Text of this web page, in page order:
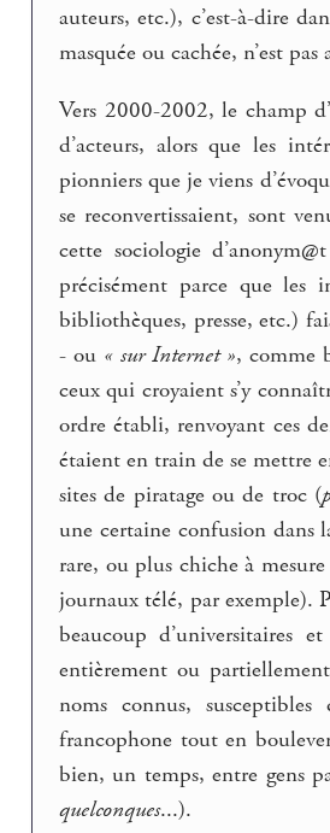
auteurs, etc.), c’est-à-dire
masquée ou cachée, n’est
Vers 2000-2002, le champ
d’acteurs, alors que les
pionniers que je viens
se reconvertissaient, sont
cette sociologie
précisément parce que les
bibliothèques, presse, etc.)
- ou « sur Internet », comme
ceux qui croyaient s’y
ordre établi, renvoyant ces
étaient en train de se mettre
sites de piratage ou de troc (
une certaine confusion dans
rare, ou plus chiche à
journaux télé, par exemple).
beaucoup d’universitaires
entièrement ou
noms connus,
francophone tout en
bien, un temps, entre gens
quelconques...).